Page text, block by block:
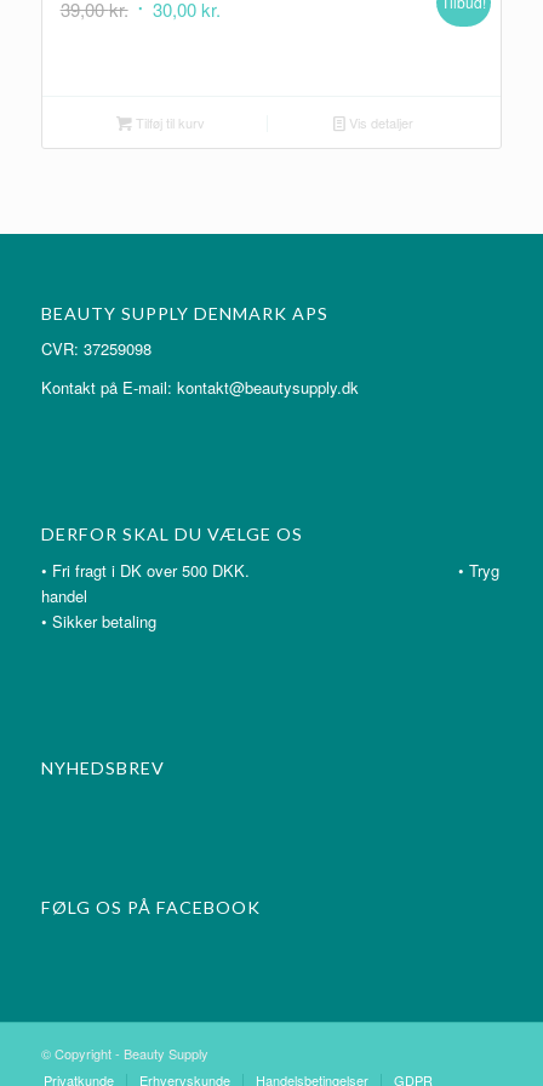
39,00kr. Den
39,00 kr..
30,00kr.
Tilføj til kurv Vis detaljer
BEAUTY SUPPLY DENMARK APS
CVR: 37259098
Kontakt på E-mail: kontakt@beautysupply.dk
DERFOR SKAL DU VÆLGE OS
• Fri fragt i DK over 500 DKK. • Tryg
handel
• Sikker betaling
NYHEDSBREV
FØLG OS PÅ FACEBOOK
© Copyright - Beauty Supply
Privatkunde
Erhvervskunde Handelsbetingelser GDPR